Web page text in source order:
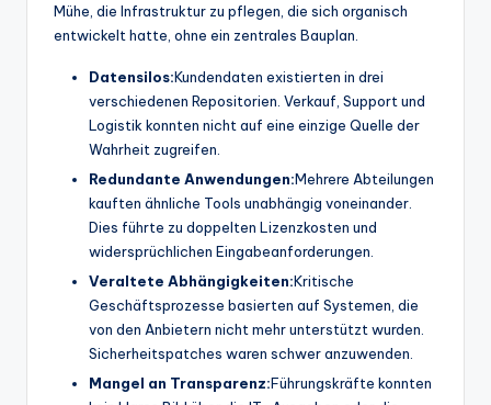
Mühe, die Infrastruktur zu pflegen, die sich organisch
entwickelt hatte, ohne ein zentrales Bauplan.
Datensilos:Kundendaten existierten in drei
verschiedenen Repositorien. Verkauf, Support und
Logistik konnten nicht auf eine einzige Quelle der
Wahrheit zugreifen.
Redundante Anwendungen:Mehrere Abteilungen
kauften ähnliche Tools unabhängig voneinander.
Dies führte zu doppelten Lizenzkosten und
widersprüchlichen Eingabeanforderungen.
Veraltete Abhängigkeiten:Kritische
Geschäftsprozesse basierten auf Systemen, die
von den Anbietern nicht mehr unterstützt wurden.
Sicherheitspatches waren schwer anzuwenden.
Mangel an Transparenz:Führungskräfte konnten